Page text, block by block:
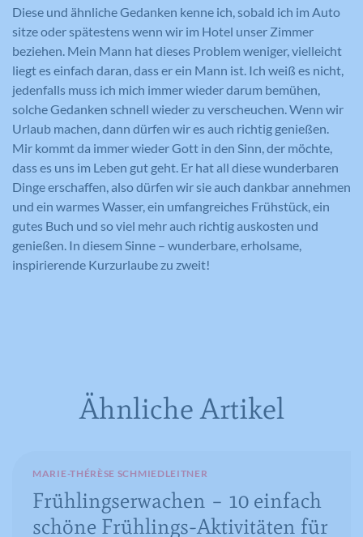
Diese und ähnliche Gedanken kenne ich, sobald ich im Auto
sitze oder spätestens wenn wir im Hotel unser Zimmer
beziehen. Mein Mann hat dieses Problem weniger, vielleicht
liegt es einfach daran, dass er ein Mann ist. Ich weiß es nicht,
jedenfalls muss ich mich immer wieder darum bemühen,
solche Gedanken schnell wieder zu verscheuchen. Wenn wir
Urlaub machen, dann dürfen wir es auch richtig genießen.
Mir kommt da immer wieder Gott in den Sinn, der möchte,
dass es uns im Leben gut geht. Er hat all diese wunderbaren
Dinge erschaffen, also dürfen wir sie auch dankbar annehmen
und ein warmes Wasser, ein umfangreiches Frühstück, ein
gutes Buch und so viel mehr auch richtig auskosten und
genießen. In diesem Sinne – wunderbare, erholsame,
inspirierende Kurzurlaube zu zweit!
Ähnliche Artikel
MARIE-THÉRÈSE SCHMIEDLEITNER
Frühlingserwachen – 10 einfach
schöne Frühlings-Aktivitäten für
Name PHPSESSID
Anbieter Meine Familie
Laufzeit Session
Zweck
Eindeutige ID, die die Sitzung des
Benutzers identifiziert.
Name cookie_optin
Anbieter Meine Familie
Name _gat_lokal
Anbieter Google Analytics
Laufzeit 1 Minute
Wird von Google Analytics verwendet,
einzuschränken.
Name _gat
Anbieter Google Analytics
Anbieter Google Analytics
Laufzeit 1 Tag
Cookie-Informationen anzeigen
Externe Medien
Diese Cookies werden dazu verwendet, die
Besucher all unserer Websites nachzuverfolgen.
Sie können dazu verwendet werden, ein Profil des
Such- und/oder Navigationsverlaufs jedes
Besuchers zu erstellen. Es können identifizierbare
oder eindeutige Daten gesammelt werden.
Anonymisierte Daten werden evtl. mit Dritten
geteilt.
Name NID
Anbieter Google Maps
Name GPS
Laufzeit 1 Tag
Registriert eine eindeutige ID auf
Cookie-Informationen anzeigen